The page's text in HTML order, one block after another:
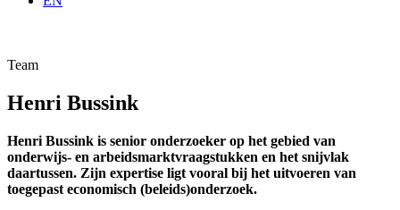
Team
Henri Bussink
Henri Bussink is senior onderzoeker op het gebied van
onderwijs- en arbeidsmarktvraagstukken en het snijvlak
daartussen. Zijn expertise ligt vooral bij het uitvoeren van
toegepast economisch (beleids)onderzoek.